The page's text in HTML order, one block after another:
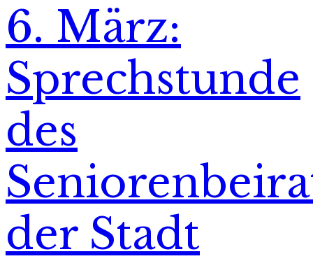
6. März:
Sprechstunde
des
der Stadt